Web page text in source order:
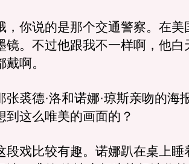
你说的是那个交通警察。在美
镜。不过他跟我不一样啊，他白
啊。
德·洛和诺娜·琼斯亲吻的海
到这么唯美的画面的？
戏比较有趣。诺娜趴在桌上睡